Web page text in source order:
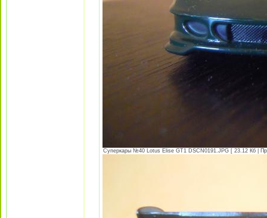
Суперкары №40 Lotus Еlise GT1 DSCN0191.JPG [ 23.12 Кб |